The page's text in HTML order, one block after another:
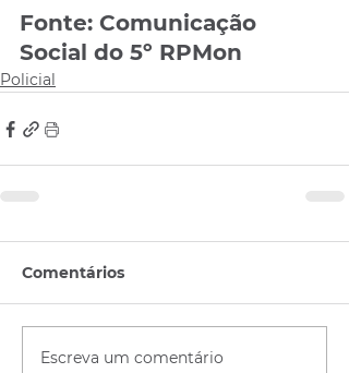
Fonte: Comunicação
Social do 5º RPMon
Policial
Comentários
Escreva um comentário